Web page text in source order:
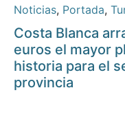
Noticias, Portada,
Costa Blanca
euros el mayor
historia para el
provincia